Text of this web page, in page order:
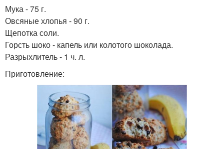
Мука - 75 г.
Овсяные хлопья - 90 г.
Щепотка соли.
Горсть шоко - капель или колотого шоколада.
Разрыхлитель - 1 ч. л.
Приготовление: